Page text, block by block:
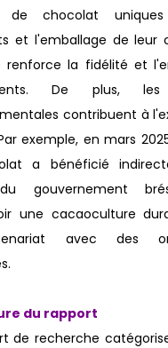
de chocolat
et l'emballage de leur
renforce la fidélité et
De plus, les
contribuent à
exemple, en mars
a bénéficié
gouvernement
une cacaoculture
avec des
du rapport
de recherche